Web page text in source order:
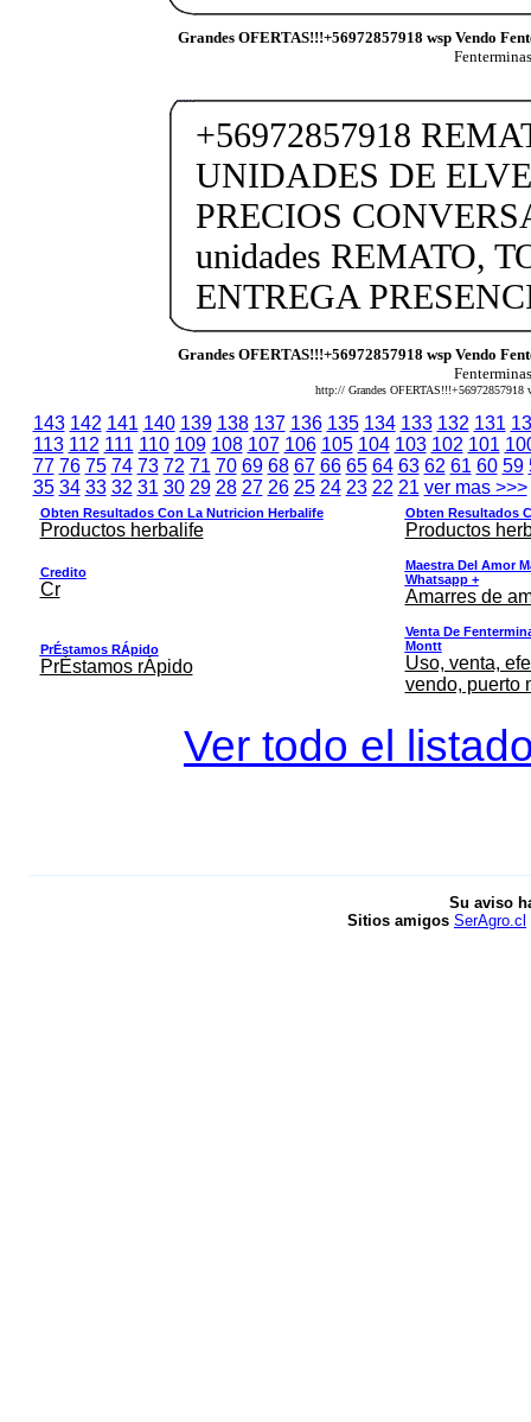
Grandes OFERTAS!!!+56972857918 wsp Vendo
+56972857918
UNIDADES DE
PRECIOS
unidades REMATO,
ENTREGA
Grandes OFERTAS!!!+56972857918 wsp Vendo
http:// Grandes
143 142 141 140 139 138 137 136 135 134 133 132 131
113 112 111 110 109 108 107 106 105 104 103 102 101
77 76 75 74 73 72 71 70 69 68 67 66 65 64 63 62 61 60 59
35 34 33 32 31 30 29 28 27 26 25 24 23 22 21 ver mas >>>
Obten Resultados Con La Nutricion Herbalife
Productos herbalife
Obten Resultados
Productos
Credito
Cr
Maestra Del Amor
Whatsapp +
Amarres de
PrÉstamos RÁpido
PrÉstamos rÁpido
Venta De
Montt
Uso, venta,
vendo, puerto
Ver todo el
Su aviso
Sitios amigos SerAgro.cl